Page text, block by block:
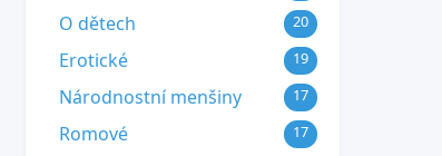
O dětech 20
Erotické 19
Národnostní menšiny 17
Romové 17